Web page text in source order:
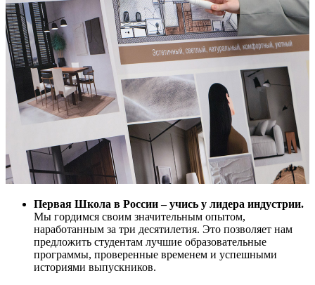
Первая Школа в России – учись у лидера индустрии.
Мы гордимся своим значительным опытом,
наработанным за три десятилетия. Это позволяет нам
предложить студентам лучшие образовательные
программы, проверенные временем и успешными
историями выпускников.